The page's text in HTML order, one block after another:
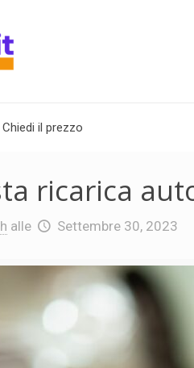
Chiedi il prezzo
ricarica
alle Settembre 30, 2023